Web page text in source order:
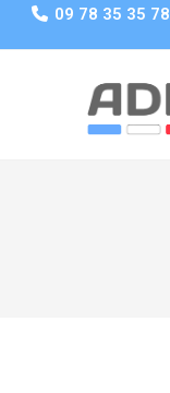
09 78 35 35 78